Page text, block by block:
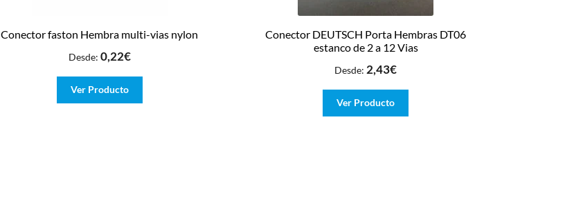
Conector faston Hembra multi-vias nylon
Desde: 0,22€
Ver Producto
Conector DEUTSCH Porta Hembras DT06
estanco de 2 a 12 Vias
Desde: 2,43€
Ver Producto